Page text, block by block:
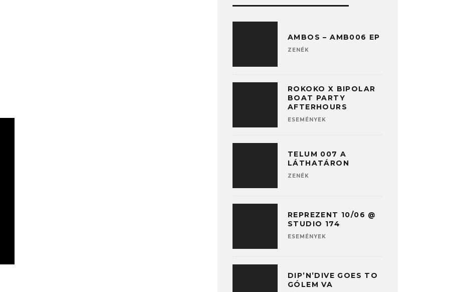
AMBOS – AMB006 EP
ZENÉK
ROKOKO X BIPOLAR
BOAT PARTY
AFTERHOURS
ESEMÉNYEK
TELUM 007 A
LÁTHATÁRON
ZENÉK
REPREZENT 10/06 @
STUDIO 174
ESEMÉNYEK
DIP’N’DIVE GOES TO
GÓLEM VA